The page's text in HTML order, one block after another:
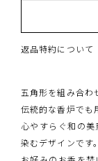
返品特約について
五角形を組み合わ
伝統的な香炉でも
心やすらぐ和の
染むデザインです。